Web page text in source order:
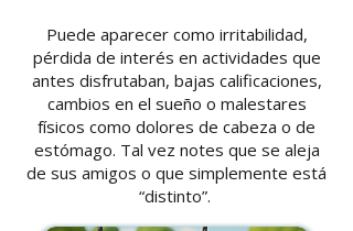
Puede aparecer como irritabilidad,
pérdida de interés en actividades que
antes disfrutaban, bajas calificaciones,
cambios en el sueño o malestares
físicos como dolores de cabeza o de
estómago. Tal vez notes que se aleja
de sus amigos o que simplemente está
“distinto”.